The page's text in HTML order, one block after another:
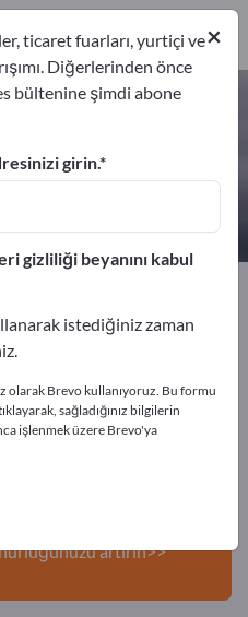
ve
9
Üreticiler
reklam
Ürünler – İş İletişim
artırın>>
×
ticaret fuarları, yurtiçi ve
Diğerlerinden önce
bültenine şimdi abone
girin.
gizliliği beyanını kabul
istediğiniz zaman
olarak Brevo kullanıyoruz. Bu formu
sağladığınız bilgilerin
işlenmek üzere Brevo'ya